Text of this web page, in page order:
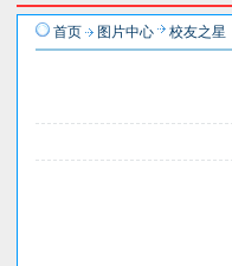
首页 图片中心 校友之星